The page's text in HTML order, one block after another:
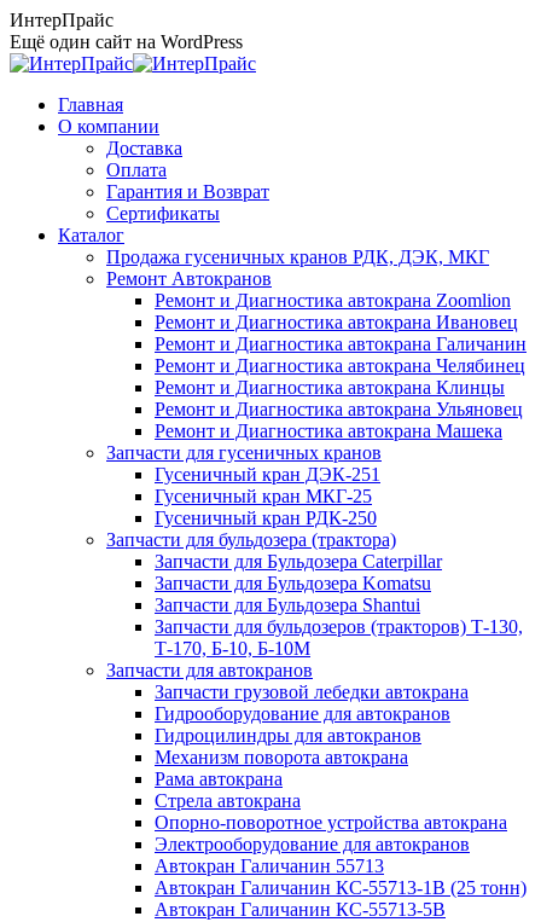
Перейти
к
содержанию
ИнтерПрайс
Ещё один сайт на WordPress
Главная
О компании
Доставка
Оплата
Гарантия и Возврат
Сертификаты
Каталог
Продажа гусеничных кранов РДК, ДЭК, МКГ
Ремонт Автокранов
Ремонт и Диагностика автокрана Zoomlion
Ремонт и Диагностика автокрана Ивановец
Ремонт и Диагностика автокрана Галичанин
Ремонт и Диагностика автокрана Челябинец
Ремонт и Диагностика автокрана Клинцы
Ремонт и Диагностика автокрана Ульяновец
Ремонт и Диагностика автокрана Машека
Запчасти для гусеничных кранов
Гусеничный кран ДЭК-251
Гусеничный кран МКГ-25
Гусеничный кран РДК-250
Запчасти для бульдозера (трактора)
Запчасти для Бульдозера Caterpillar
Запчасти для Бульдозера Komatsu
Запчасти для Бульдозера Shantui
Запчасти для бульдозеров (тракторов) Т-130,
Т-170, Б-10, Б-10М
Запчасти для автокранов
Запчасти грузовой лебедки автокрана
Гидрооборудование для автокранов
Гидроцилиндры для автокранов
Механизм поворота автокрана
Рама автокрана
Стрела автокрана
Опорно-поворотное устройства автокрана
Электрооборудование для автокранов
Автокран Галичанин 55713
Автокран Галичанин КС-55713-1В (25 тонн)
Автокран Галичанин КС-55713-5В